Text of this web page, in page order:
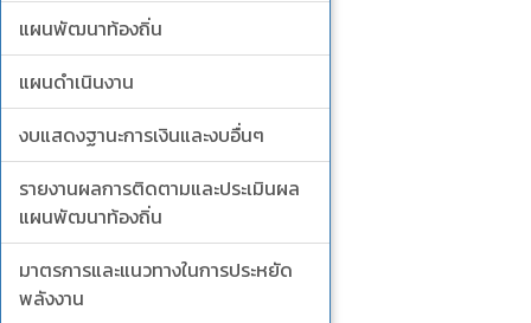
แผนพัฒนาท้องถิ่น
แผนดำเนินงาน
งบแสดงฐานะการเงินและงบอื่นๆ
รายงานผลการติดตามและประเมินผล
แผนพัฒนาท้องถิ่น
มาตรการและแนวทางในการประหยัด
พลังงาน